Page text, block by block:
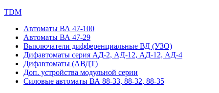
TDM
Автоматы ВА 47-100
Автоматы ВА 47-29
Выключатели дифференциальные ВД (УЗО)
Дифавтоматы серия АД-2, АД-12, АД-12, АД-4
Дифавтоматы (АВДТ)
Доп. устройства модульной серии
Силовые автоматы ВА 88-33, 88-32, 88-35